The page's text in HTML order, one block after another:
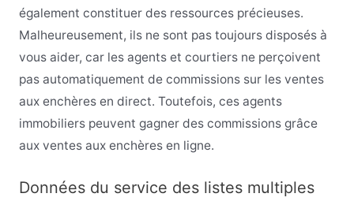
également constituer des ressources précieuses.
Malheureusement, ils ne sont pas toujours disposés à
vous aider, car les agents et courtiers ne perçoivent
pas automatiquement de commissions sur les ventes
aux enchères en direct. Toutefois, ces agents
immobiliers peuvent gagner des commissions grâce
aux ventes aux enchères en ligne.
Données du service des listes multiples